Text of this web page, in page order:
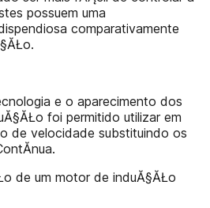
possuem uma
comparativamente
e o aparecimento dos
foi permitido utilizar em
de velocidade substituindo os
de um motor de induĂ§ĂŁo